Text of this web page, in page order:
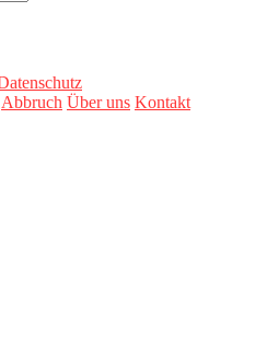
Abbruch Über uns Kontakt